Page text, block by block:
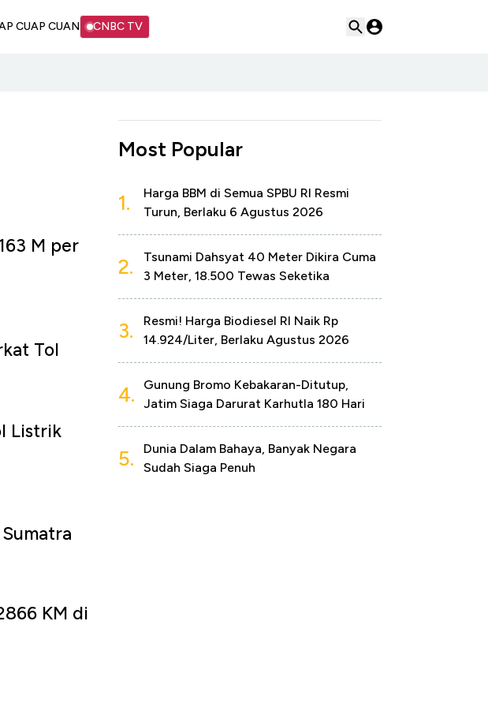
CUAP CUAN CNBC TV
M per
Tol
Listrik
KM di
Most Popular
1.
Harga BBM di Semua SPBU RI Resmi
Turun, Berlaku 6 Agustus 2026
2.
Tsunami Dahsyat 40 Meter Dikira Cuma
3 Meter, 18.500 Tewas Seketika
3.
Resmi! Harga Biodiesel RI Naik Rp
14.924/Liter, Berlaku Agustus 2026
4.
Gunung Bromo Kebakaran-Ditutup,
Jatim Siaga Darurat Karhutla 180 Hari
5.
Dunia Dalam Bahaya, Banyak Negara
Sudah Siaga Penuh